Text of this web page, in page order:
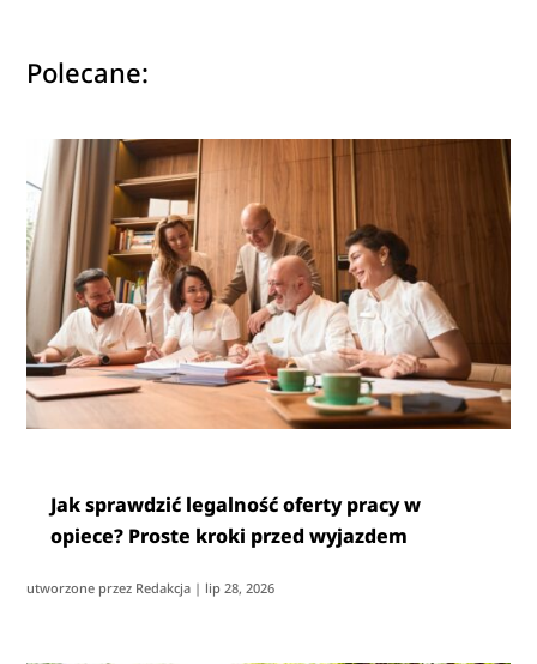
Polecane:
Jak sprawdzić legalność oferty pracy w
opiece? Proste kroki przed wyjazdem
utworzone przez Redakcja | lip 28, 2026